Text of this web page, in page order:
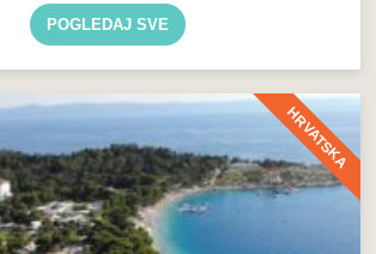
POGLEDAJ SVE
HRVATSKA